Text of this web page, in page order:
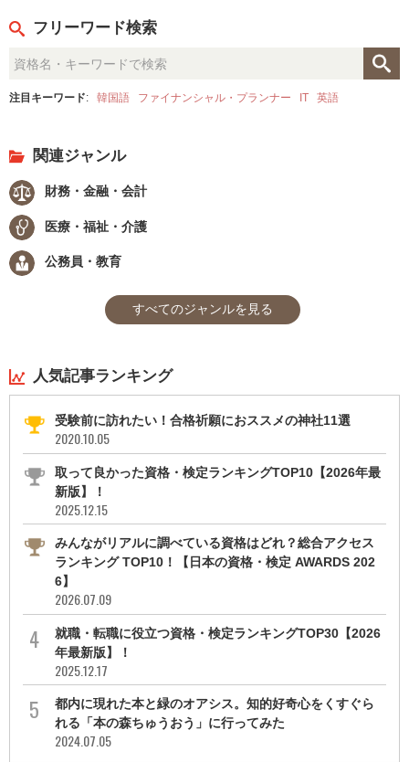
フリーワード検索
注目キーワード: 韓国語 ファイナンシャル・プランナー IT 英語
関連ジャンル
財務・金融・会計
医療・福祉・介護
公務員・教育
すべてのジャンルを見る
人気記事ランキング
受験前に訪れたい！合格祈願におススメの神社11選
2020.10.05
取って良かった資格・検定ランキングTOP10【2026年最
新版】！
2025.12.15
みんながリアルに調べている資格はどれ？総合アクセス
ランキング TOP10！【日本の資格・検定 AWARDS 202
6】
2026.07.09
就職・転職に役立つ資格・検定ランキングTOP30【2026
年最新版】！
2025.12.17
都内に現れた本と緑のオアシス。知的好奇心をくすぐら
れる「本の森ちゅうおう」に行ってみた
2024.07.05